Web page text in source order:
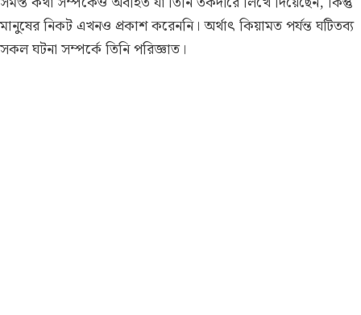
মানুষের নিকট এখনও প্রকাশ করেননি। অর্থাৎ কিয়ামত পর্যন্ত ঘটিতব্য
সকল ঘটনা সম্পর্কে তিনি পরিজ্ঞাত।